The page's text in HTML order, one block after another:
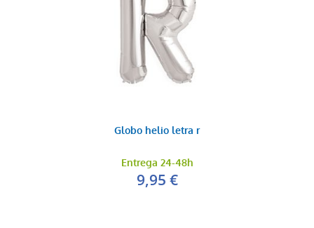
Globo helio letra r
Entrega 24-48h
9,95 €